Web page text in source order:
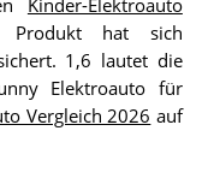
Kinder-Elektroauto
Produkt hat sich
1,6 lautet die
Elektroauto für
Vergleich 2026 auf